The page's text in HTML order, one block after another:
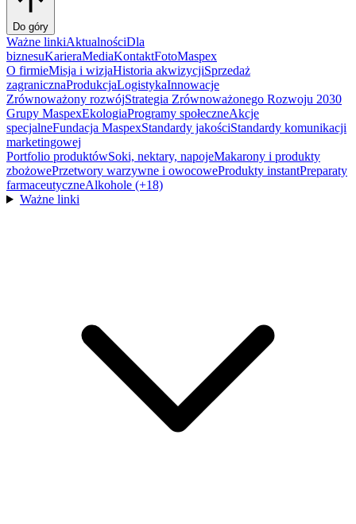
Do góry
Ważne linkiAktualnościDla
biznesuKarieraMediaKontaktFotoMaspex
O firmieMisja i wizjaHistoria akwizycjiSprzedaż
zagranicznaProdukcjaLogistykaInnowacje
Zrównoważony rozwójStrategia Zrównoważonego Rozwoju 2030
Grupy MaspexEkologiaProgramy społeczneAkcje
specjalneFundacja MaspexStandardy jakościStandardy komunikacji
marketingowej
Portfolio produktówSoki, nektary, napojeMakarony i produkty
zbożowePrzetwory warzywne i owocoweProdukty instantPreparaty
farmaceutyczneAlkohole (+18)
Ważne linki